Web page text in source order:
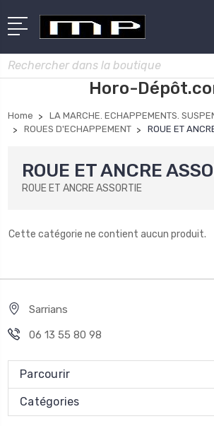
Rechercher
Horo-
Home
LA MARCHE. ECHAPPEMENTS.
ROUES D'ECHAPPEMENT
ROUE ET
ROUE ET ANCRE
ROUE ET ANCRE ASSORTIE
Cette catégorie ne contient aucun produit.
Sarrians
06 13 55 80 98
Parcourir
Catégories